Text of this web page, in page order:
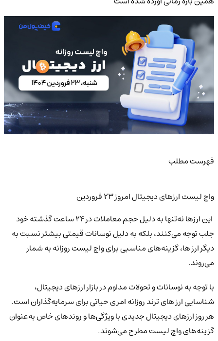
فهرست مطلب
واچ لیست ارزهای دیجیتال امروز ۲۳ فروردین
این ارزها نه‌تنها به دلیل حجم معاملات در 24 ساعت گذشته خود
جلب توجه می‌کنند، بلکه به دلیل نوسانات قیمتی بیشتر نسبت به
دیگر ارز ها، گزینه‌های مناسبی برای واچ لیست روزانه به شمار
می‌روند.
با توجه به نوسانات و تحولات مداوم در بازار ارزهای دیجیتال،
شناسایی ارز های ترند روزانه امری حیاتی برای سرمایه‌گذاران است.
هر روز ارزهای دیجیتال جدیدی با ویژگی‌ها و روندهای خاص به‌عنوان
گزینه‌های واچ لیست مطرح می‌شوند.